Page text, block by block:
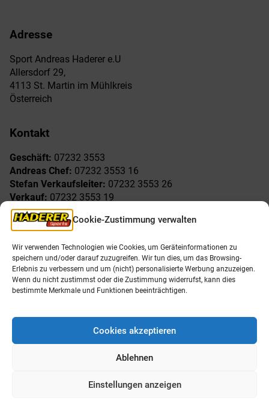
Cookie-Zustimmung verwalten
Wir verwenden Technologien wie Cookies, um Geräteinformationen zu
speichern und/oder darauf zuzugreifen. Wir tun dies, um das Browsing-
Erlebnis zu verbessern und um (nicht) personalisierte Werbung anzuzeigen.
Wenn du nicht zustimmst oder die Zustimmung widerrufst, kann dies
bestimmte Merkmale und Funktionen beeinträchtigen.
Cookies akzeptieren
Ablehnen
Einstellungen anzeigen
Adresse
Sport Andreas Haderer e.U
Allersdorf 29,
4113 St. Martin im Mühlkreis
Österreich
Kontakt
Geschäft: 07232 3553
Andreas Chef: 07232 3553 16
Stefan Verkaufsleiter: 07232 3553 26
Verkauf: 07232 3553 19
Reklamationen:
Freude am Sport
AGB
Impressum
Datenschutzerklärung
Allgemeines
Öffnungszeiten
Unser Team